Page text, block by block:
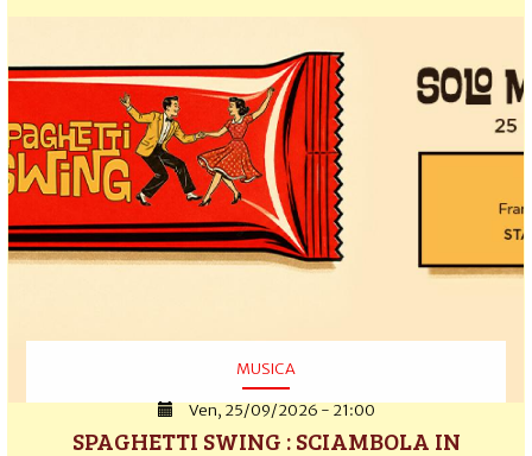
MUSICA
Ven, 25/09/2026 - 21:00
SPAGHETTI SWING : SCIAMBOLA IN